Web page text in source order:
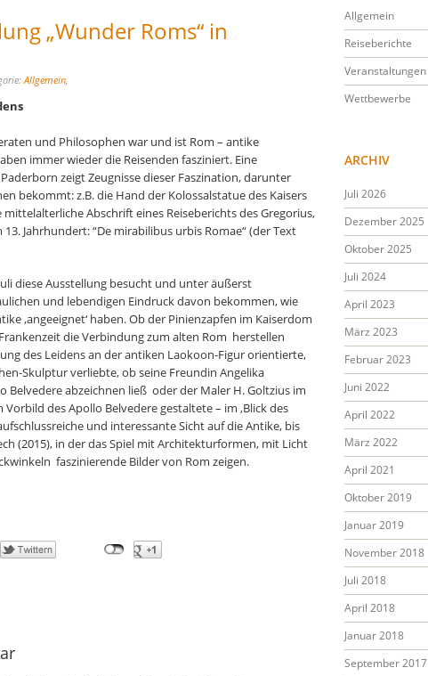
„Wunder Roms“ in
Allgemein,
und Philosophen war und ist Rom – antike
immer wieder die Reisenden fasziniert. Eine
zeigt Zeugnisse dieser Faszination, darunter
bekommt: z.B. die Hand der Kolossalstatue des Kaisers
Abschrift eines Reiseberichts des Gregorius,
Jahrhundert: “De mirabilibus urbis Romae“ (der Text
diese Ausstellung besucht und unter äußerst
und lebendigen Eindruck davon bekommen, wie
‚angeeignet‘ haben. Ob der Pinienzapfen im Kaiserdom
die Verbindung zum alten Rom herstellen
des Leidens an der antiken Laokoon-Figur orientierte,
Skulptur verliebte, ob seine Freundin Angelika
Belvedere abzeichnen ließ oder der Maler H. Goltzius im
Vorbild des Apollo Belvedere gestaltete – im ‚Blick des
und interessante Sicht auf die Antike, bis
(2015), in der das Spiel mit Architekturformen, mit Licht
faszinierende Bilder von Rom zeigen.
Allgemein
Reiseberichte
Veranstaltungen
Wettbewerbe
ARCHIV
Juli 2026
Dezember 2025
Oktober 2025
Juli 2024
April 2023
März 2023
Februar 2023
Juni 2022
April 2022
März 2022
April 2021
Oktober 2019
Januar 2019
November 2018
Juli 2018
April 2018
Januar 2018
September 2017